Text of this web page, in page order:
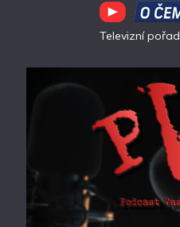
Televizní pořad